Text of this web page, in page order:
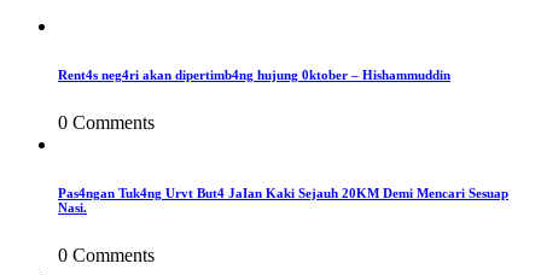
Rent4s neg4ri akan dipertimb4ng hujung 0ktober – Hishammuddin
0 Comments
Pas4ngan Tuk4ng Urvt But4 JaIan Kaki Sejauh 20KM Demi Mencari Sesuap
Nasi.
0 Comments